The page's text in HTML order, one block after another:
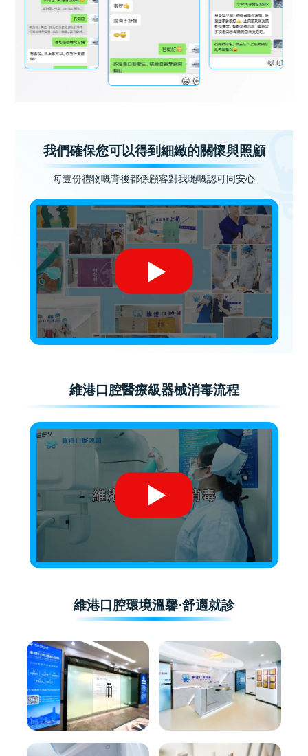
我們確保您可以得到細緻的關懷與照顧
每壹份禮物嘅背後都係顧客對我哋嘅認可同安心
維港口腔醫療級器械消毒流程
維港口腔環境溫馨·舒適就診